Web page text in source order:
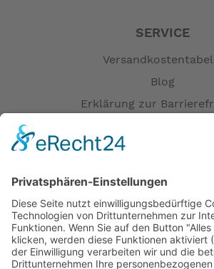
SERVICE
Blog
Erklärung zur
Versandpartner
Verfügbarkeiten
Zahlung und
Datenschutz